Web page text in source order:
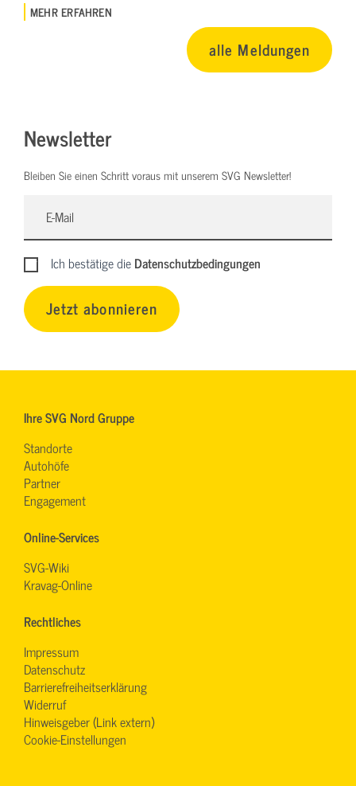
MEHR ERFAHREN
alle Meldungen
Newsletter
Bleiben Sie einen Schritt voraus mit unserem SVG Newsletter!
Ich bestätige dieDatenschutzbedingungen
Jetzt abonnieren
Ihre SVG Nord Gruppe
Standorte
Autohöfe
Partner
Engagement
Online-Services
SVG-Wiki
Kravag-Online
Rechtliches
Impressum
Datenschutz
Barrierefreiheitserklärung
Widerruf
Hinweisgeber (Link extern)
Cookie-Einstellungen